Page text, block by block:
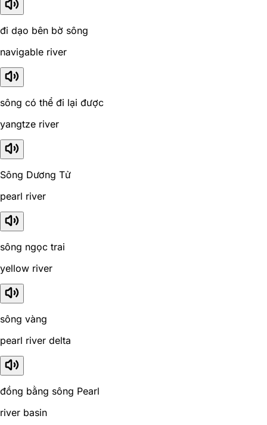
đi dạo bên bờ sông
navigable river
sông có thể đi lại được
yangtze river
Sông Dương Tử
pearl river
sông ngọc trai
yellow river
sông vàng
pearl river delta
đồng bằng sông Pearl
river basin